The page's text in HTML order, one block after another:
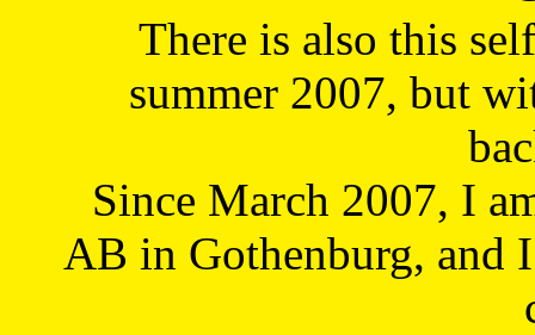
There is also this
summer 2007, but
Since March 2007, I
AB in Gothenburg, and